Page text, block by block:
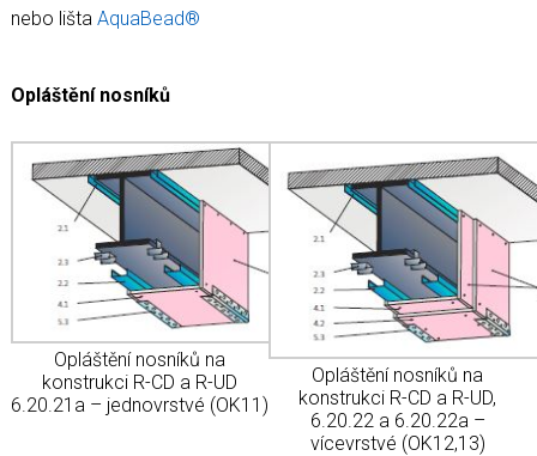
nebo lišta AquaBead®
Opláštění nosníků
Opláštění nosníků na
konstrukci R-CD a R-UD
6.20.21a – jednovrstvé (OK11)
Opláštění nosníků na
konstrukci R-CD a R-UD,
6.20.22 a 6.20.22a –
vícevrstvé (OK12,13)